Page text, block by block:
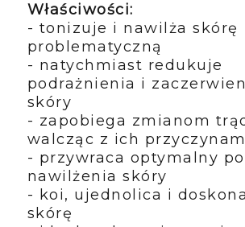
Właściwości:
- tonizuje i nawilża skórę
problematyczną
- natychmiast redukuje
podrażnienia i
skóry
- zapobiega zmianom
walcząc z ich
- przywraca optymalny
nawilżenia skóry
- koi, ujednolica i
skórę